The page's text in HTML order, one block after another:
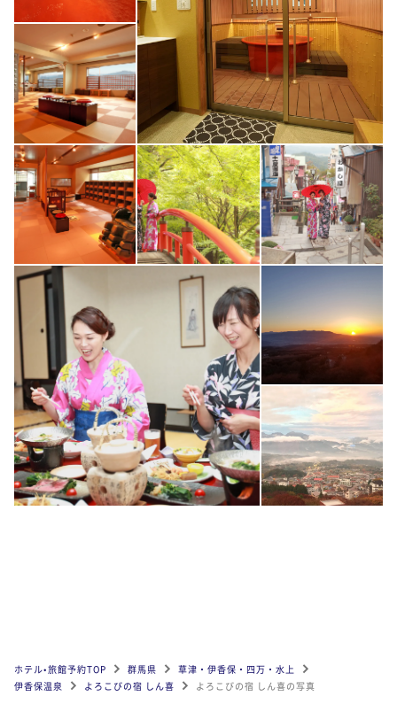
ホテル•旅館予約TOP 群馬県
草津・伊香保・四万・水上
伊香保温泉
よろこびの宿 しん喜 よろこびの宿 しん喜の写真